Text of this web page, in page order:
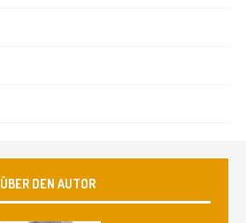
ÜBER DEN AUTOR